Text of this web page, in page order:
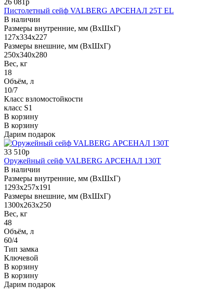
Пистолетный сейф VALBERG АРСЕНАЛ 25T EL
В наличии
Размеры внутренние, мм (ВхШхГ)
127x334x227
Размеры внешние, мм (ВхШхГ)
250x340x280
Вес, кг
18
Объём, л
10/7
Класс взломостойкости
класс S1
В корзину
В корзину
Дарим подарок
33 510р
Оружейный сейф VALBERG АРСЕНАЛ 130Т
В наличии
Размеры внутренние, мм (ВхШхГ)
1293x257x191
Размеры внешние, мм (ВхШхГ)
1300x263x250
Вес, кг
48
Объём, л
60/4
Тип замка
Ключевой
В корзину
В корзину
Дарим подарок